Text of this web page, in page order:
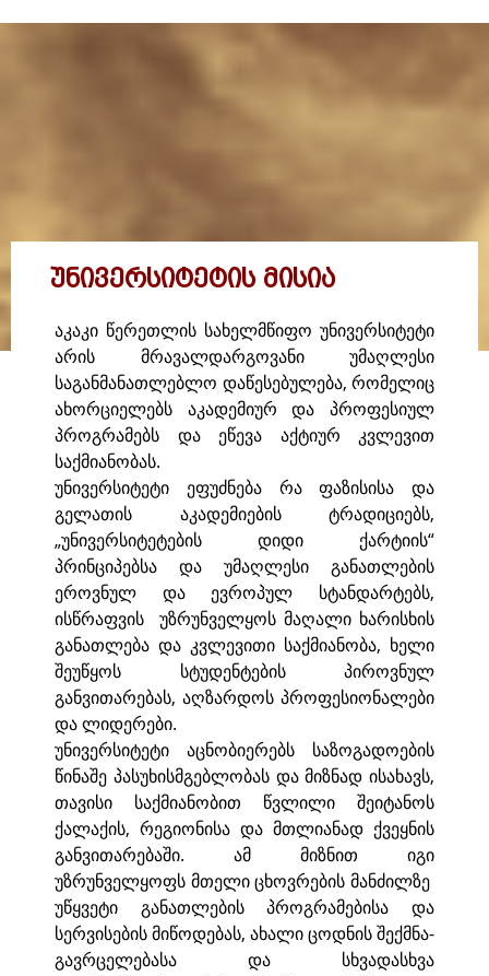
ᲣᲜᲘᲕᲔᲠᲡᲘᲢᲔᲢᲘᲡ ᲛᲘᲡᲘᲐ
აკაკი წერეთლის სახელმწიფო უნივერსიტეტი
არის მრავალდარგოვანი უმაღლესი
საგანმანათლებლო დაწესებულება, რომელიც
ახორციელებს აკადემიურ და პროფესიულ
პროგრამებს და ეწევა აქტიურ კვლევით
საქმიანობას.
უნივერსიტეტი ეფუძნება რა ფაზისისა და
გელათის აკადემიების ტრადიციებს,
„უნივერსიტეტების დიდი ქარტიის“
პრინციპებსა და უმაღლესი განათლების
ეროვნულ და ევროპულ სტანდარტებს,
ისწრაფვის უზრუნველყოს მაღალი ხარისხის
განათლება და კვლევითი საქმიანობა, ხელი
შეუწყოს სტუდენტების პიროვნულ
განვითარებას, აღზარდოს პროფესიონალები
და ლიდერები.
უნივერსიტეტი აცნობიერებს საზოგადოების
წინაშე პასუხისმგებლობას და მიზნად ისახავს,
თავისი საქმიანობით წვლილი შეიტანოს
ქალაქის, რეგიონისა და მთლიანად ქვეყნის
განვითარებაში. ამ მიზნით იგი
უზრუნველყოფს მთელი ცხოვრების მანძილზე
უწყვეტი განათლების პროგრამებისა და
სერვისების მიწოდებას, ახალი ცოდნის შექმნა-
გავრცელებასა და სხვადასხვა